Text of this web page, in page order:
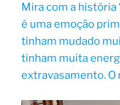
Mira com a história
é uma emoção
tinham mudado
tinham muita
extravasamento. O